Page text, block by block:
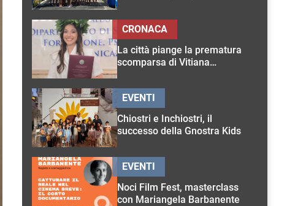
La città piange la prematura
scomparsa di Vitiana
CRONACA
Chiostri e Inchiostri, il
successo della Gnostra Kids
EVENTI
Noci Film Fest, masterclass
con Mariangela Barbanente
EVENTI